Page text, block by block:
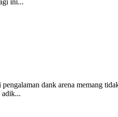
dank arena memang
adik...